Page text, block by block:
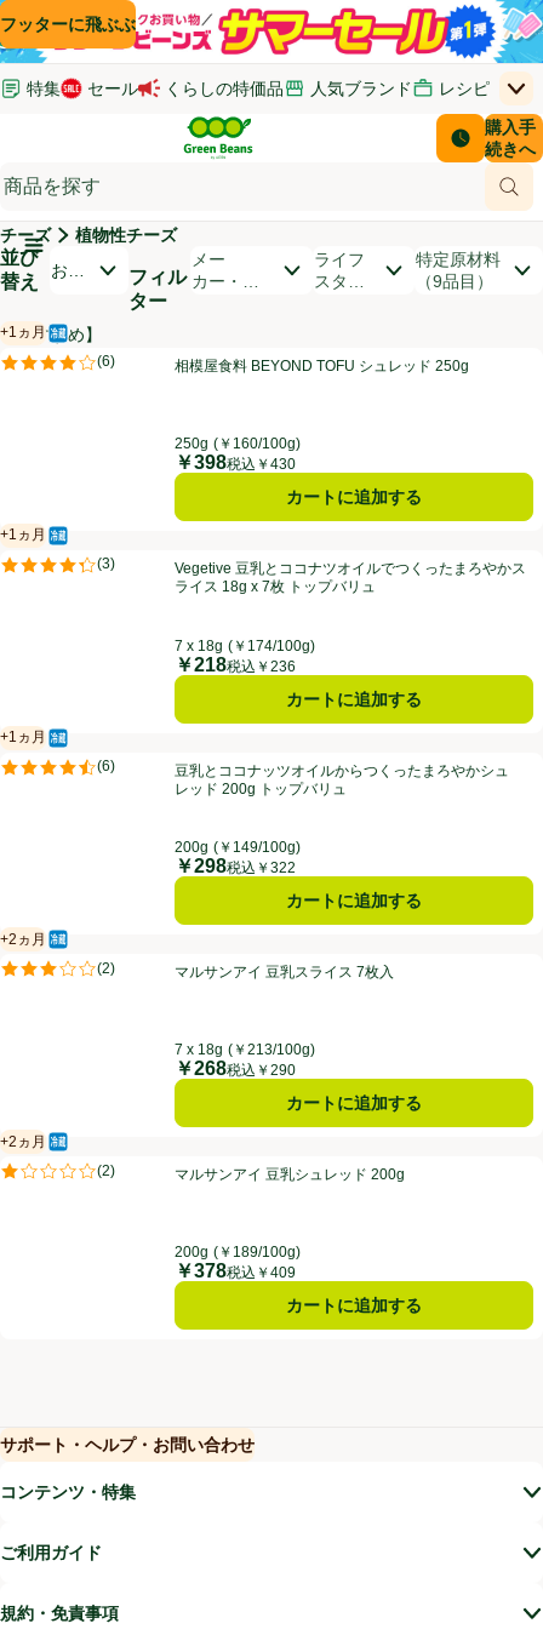
コンテンツに飛ぶ
検索に飛ぶ
フッターに飛ぶ
特集 セール くらしの特価品 人気ブランド レシピ
はじめてのお買い物ガイド
(新しいウィンドウで開く) (新しいウィンドウで開く)
サポート・ヘルプ・お問い合わせ
(新しいウィンドウで開く)
上
Green Beans
商
配送日時
購入手
続きへ
お客さ
￥0
メインメニュ―ボタン
チーズ 植物性チーズ
並び
替え
開いて並び替えオプションのリストを見る
おす
フィル
ター
メー
カー・ブ
ライフ
スタイ
特定原材料
（9品目）
商品リスト
【おすすめ】
相模屋食料 BEYOND TOFU シュレッド 250g
+1ヵ月
賞味・消費期限保証：1ヵ月
冷蔵食品
(6)
評価は6件のレビューで5点中4.0点。相模屋食料 BEYOND TOFU シュレッド 250g
250g (￥160/100g)
価格
￥398税込￥430
カートに追加する
Vegetive 豆乳とココナツオイルでつくったまろやかスライス 18g x 7
+1ヵ月
賞味・消費期限保証：1ヵ月
冷蔵食品
(3)
評価は3件のレビューで5点中4.3点。Vegetive 豆乳とココナツオイルでつくったまろやかス
ライス 18g x 7枚 トップバリュ
7 x 18g (￥174/100g)
価格
￥218税込￥236
カートに追加する
豆乳とココナッツオイルからつくったまろやかシュレッド 200g トッ
+1ヵ月
賞味・消費期限保証：1ヵ月
冷蔵食品
(6)
評価は6件のレビューで5点中4.5点。豆乳とココナッツオイルからつくったまろやかシュ
レッド 200g トップバリュ
200g (￥149/100g)
価格
￥298税込￥322
カートに追加する
マルサンアイ 豆乳スライス 7枚入
+2ヵ月
賞味・消費期限保証：2ヵ月
冷蔵食品
(2)
評価は2件のレビューで5点中3.0点。マルサンアイ 豆乳スライス 7枚入
7 x 18g (￥213/100g)
価格
￥268税込￥290
カートに追加する
マルサンアイ 豆乳シュレッド 200g
+2ヵ月
賞味・消費期限保証：2ヵ月
冷蔵食品
(2)
評価は2件のレビューで5点中1.0点。マルサンアイ 豆乳シュレッド 200g
200g (￥189/100g)
価格
￥378税込￥409
カートに追加する
サポート・ヘルプ・お問い合わせ
(新しいウィンドウで開く)
コンテンツ・特集
ご利用ガイド
規約・免責事項